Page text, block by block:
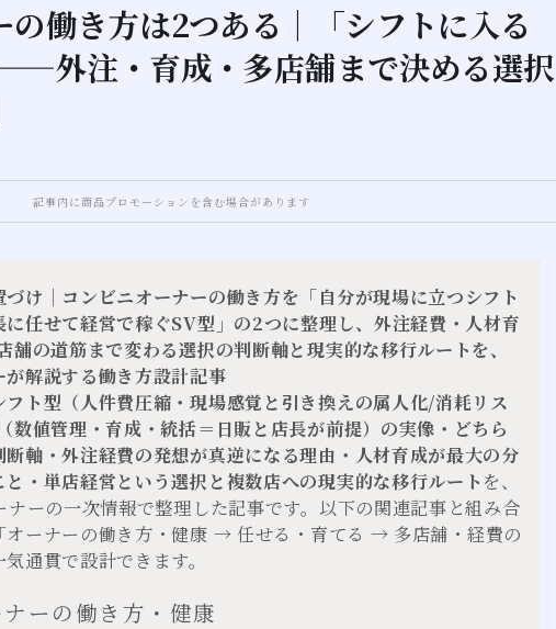
の働き方は2つある｜「シフトに入る
外注・育成・多店舗まで決める選択
記事内に商品プロモーションを含む場合があります
け｜コンビニオーナーの働き方を「自分が現場に立つシフト
に任せて経営で稼ぐSV型」の2つに整理し、外注経費・人材育
舗の道筋まで変わる選択の判断軸と現実的な移行ルートを、
解説する働き方設計記事
フト型（人件費圧縮・現場感覚と引き換えの属人化/消耗リス
数値管理・育成・統括＝日販と店長が前提）の実像・どちら
断軸・外注経費の発想が真逆になる理由・人材育成が最大の分
と・単店経営という選択と複数店への現実的な移行ルート を、
ナーの一次情報で整理した記事です。以下の関連記事と組み合
オーナーの働き方・健康 → 任せる・育てる → 多店舗・経費の
通貫で設計できます。
ーの働き方・健康